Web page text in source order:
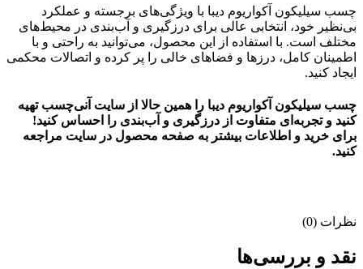
چسب سیلیکون آکواریوم دیبا با ویژگی‌های برجسته و عملکرد
بی‌نظیر خود، انتخابی عالی برای درزگیری و آب‌بندی در محیط‌های
مختلف است. با استفاده از این محصول، می‌توانید به راحتی و با
اطمینان کامل، درزها و فضاهای خالی را پر کرده و اتصالات محکمی
ایجاد کنید.
چسب سیلیکون آکواریوم دیبا را همین حالا از سایت آنی‌چسب تهیه
کنید و تجربه‌ای متفاوت از درزگیری و آب‌بندی را احساس کنید!
برای خرید و اطلاعات بیشتر به صفحه محصول در سایت مراجعه
کنید.
نظرات (0)
نقد و بررسی‌ها